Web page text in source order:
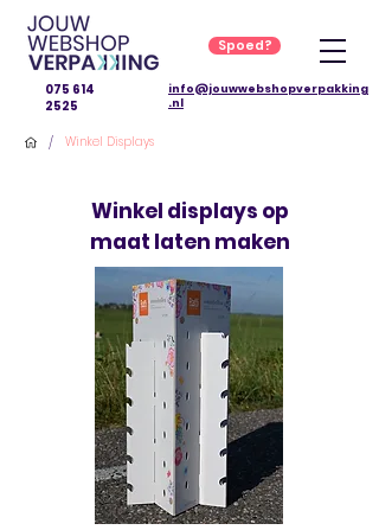
info@jouwwebshopverpakking
.nl
075 614
2525
Spoed?
/ Winkel Displays
Winkel displays op
maat laten maken